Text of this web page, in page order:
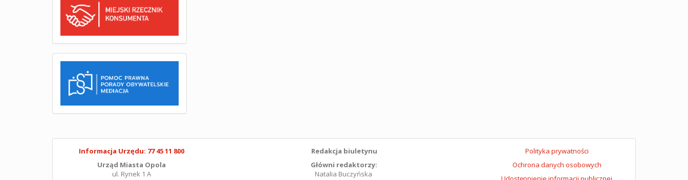
Informacja Urzędu: 77 45 11 800
Urząd Miasta Opola
ul. Rynek 1 A
Redakcja biuletynu
Główni redaktorzy:
Natalia Buczyńska
Polityka prywatności
Ochrona danych osobowych